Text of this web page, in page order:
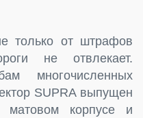
только от штрафов
не отвлекает.
многочисленных
SUPRA выпущен
матовом корпусе и